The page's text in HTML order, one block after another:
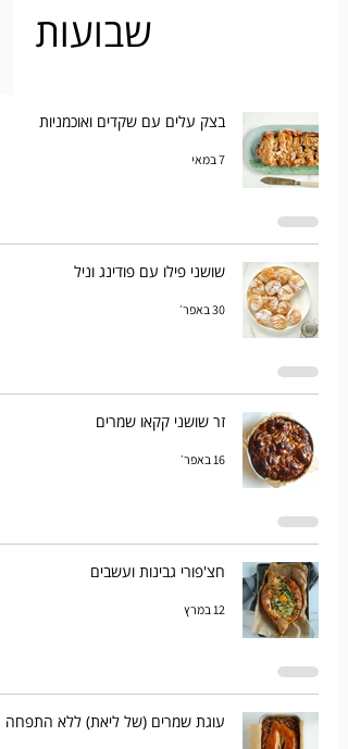
שבועות
בצק עלים עם שקדים ואוכמניות
7 במאי
שושני פילו עם פודינג וניל
30 באפר׳
זר שושני קקאו שמרים
16 באפר׳
חצ'פורי גבינות ועשבים
12 במרץ
עוגת שמרים (של ליאת) ללא התפחה